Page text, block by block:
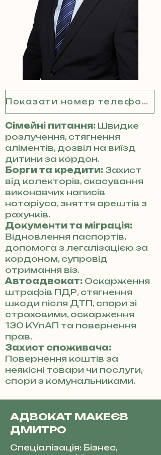
Показати номер телефону
Сімейні питання: Швидке
розлучення, стягнення
аліментів, дозвіл на виїзд
дитини за кордон.
Борги та кредити: Захист
від колекторів, скасування
виконавчих написів
нотаріуса, зняття арештів з
рахунків.
Документи та міграція:
Відновлення паспортів,
допомога з легалізацією за
кордоном, супровід
отримання віз.
Автоадвокат: Оскарження
штрафів ПДР, стягнення
шкоди після ДТП, спори зі
страховими, оскарження
130 КУпАП та повернення
прав.
Захист споживача:
Повернення коштів за
неякісні товари чи послуги,
спори з комунальниками.
АДВОКАТ МАКЕЄВ
ДМИТРО
Спеціалізація: Бізнес,